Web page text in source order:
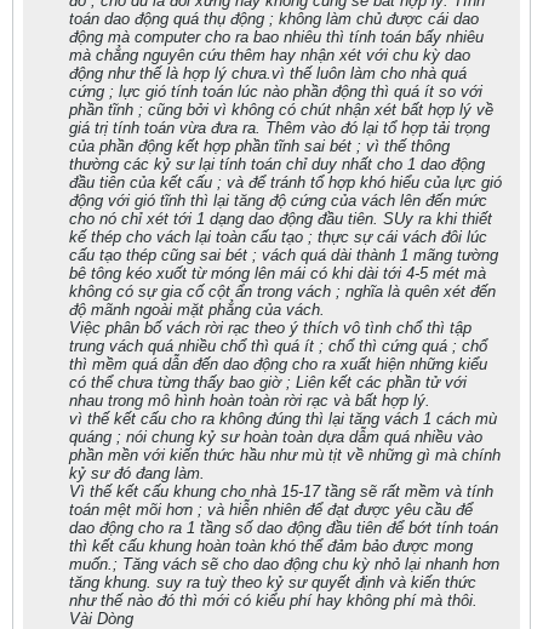
toán dao động quá thụ động ; không làm chủ được cái dao
động mà computer cho ra bao nhiêu thì tính toán bấy nhiêu
mà chẳng nguyên cứu thêm hay nhận xét với chu kỳ dao
động như thế là hợp lý chưa.vì thế luôn làm cho nhà quá
cứng ; lực gió tính toán lúc nào phần động thì quá ít so với
phần tĩnh ; cũng bởi vì không có chút nhận xét bất hợp lý về
giá trị tính toán vừa đưa ra. Thêm vào đó lại tổ hợp tải trọng
của phần động kết hợp phần tĩnh sai bét ; vì thế thông
thường các kỷ sư lại tính toán chỉ duy nhất cho 1 dao động
đầu tiên của kết cấu ; và để tránh tổ hợp khó hiểu của lực gió
động với gió tĩnh thì lại tăng độ cứng của vách lên đến mức
cho nó chỉ xét tới 1 dạng dao động đầu tiên. SUy ra khi thiết
kế thép cho vách lại toàn cấu tạo ; thực sự cái vách đôi lúc
cấu tạo thép cũng sai bét ; vách quá dài thành 1 mãng tường
bê tông kéo xuốt từ móng lên mái có khi dài tới 4-5 mét mà
không có sự gia cố cột ẩn trong vách ; nghĩa là quên xét đến
độ mãnh ngoài mặt phẳng của vách.
Việc phân bố vách rời rạc theo ý thích vô tình chổ thì tập
trung vách quá nhiều chổ thì quá ít ; chổ thì cứng quá ; chổ
thì mềm quá dẫn đến dao động cho ra xuất hiện những kiểu
có thể chưa từng thấy bao giờ ; Liên kết các phần tử với
nhau trong mô hình hoàn toàn rời rạc và bất hợp lý.
vì thế kết cấu cho ra không đúng thì lại tăng vách 1 cách mù
quáng ; nói chung kỷ sư hoàn toàn dựa dẫm quá nhiều vào
phần mền với kiến thức hầu như mù tịt về những gì mà chính
kỷ sư đó đang làm.
Vì thế kết cấu khung cho nhà 15-17 tầng sẽ rất mềm và tính
toán mệt mõi hơn ; và hiễn nhiên để đạt được yêu cầu để
dao động cho ra 1 tầng số dao động đầu tiên để bớt tính toán
thì kết cấu khung hoàn toàn khó thể đảm bảo được mong
muốn.; Tăng vách sẽ cho dao động chu kỳ nhỏ lại nhanh hơn
tăng khung. suy ra tuỳ theo kỷ sư quyết định và kiến thức
như thế nào đó thì mới có kiểu phí hay không phí mà thôi.
Vài Dòng